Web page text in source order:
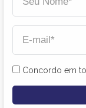
Concordo em